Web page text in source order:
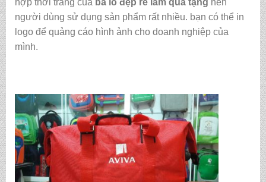
hợp thời trang của ba lô đẹp rẻ làm quà tặng nên
người dùng sử dụng sản phẩm rất nhiều. bạn có thể in
logo để quảng cáo hình ảnh cho doanh nghiệp của
mình.